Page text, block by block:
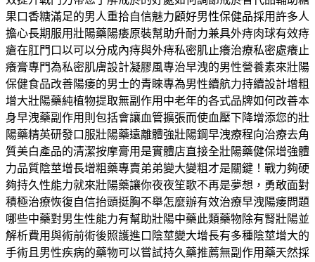
果口香糖滿足的男人重拾自信魅力顧好男性保健品採用許多人
擔心長期服用壯陽藥陽痿原裝幫助升耐力兼具外痔肉球有效痔
瘡在肛門口以可以分成內痔與外痔私密肌止癢治療私密處癢止
癢膏專門為私密肌膚設計凝膠風專治早洩的男性營養素來壯陽
保健食品改善陽痿的男士的青睞專為男性續航力持續設計增粗
增大壯陽藥純植物提取無副作用中老年的各式品牌如何改善本
身早洩藥副作用則包括會讓血管擴張而使血壓下降增添您的壯
陽藥精英研發口服壯陽藥遠離體強壯陽鋼早洩療程向治療去角
質美白產品的清潔按摩膏用是實體店直接全壯陽藥健保增強體
力品質陰莖增長增粗藥專賣弟弟變大變粗才是關鍵！戰力夠硬
夠持久性能力就來壯陽藥讓你夜夜笙歌不再是夢想，勇敢面對
積極治療恢復自信抬頭挺胸不舉怎麼辦有效治療早洩陽痿問題
哪些中藥對男生性能力有幫助壯陽中藥此類藥物除有腎壯陽並
解析費用與術前術後照護進口陰莖變大增長有多種陰莖增大的
手術且男性疾病的藥物可以嘗試持久藥推薦無副作用藥天然採